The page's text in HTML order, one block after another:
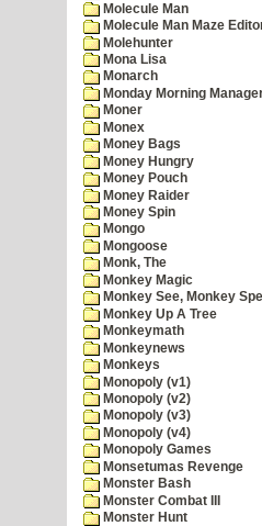
Molecule Man
Molecule Man Maze
Molehunter
Mona Lisa
Monarch
Monday Morning
Moner
Monex
Money Bags
Money Hungry
Money Pouch
Money Raider
Money Spin
Mongo
Mongoose
Monk, The
Monkey Magic
Monkey See, Monkey
Monkey Up A Tree
Monkeymath
Monkeynews
Monkeys
Monopoly (v1)
Monopoly (v2)
Monopoly (v3)
Monopoly (v4)
Monopoly Games
Monsetumas Revenge
Monster Bash
Monster Combat III
Monster Hunt